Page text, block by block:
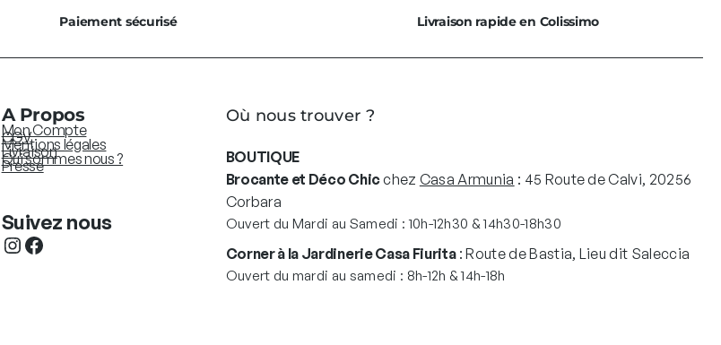
Paiement sécurisé Livraison rapide en Colissimo
A Propos
Mon Compte
CGV
Mentions légales
Livraison
Qui sommes nous ?
Presse
Suivez nous
InstagramFacebook
Où nous trouver ?
BOUTIQUE
Brocante et Déco Chicchez Casa Armunia : 45 Route de Calvi, 20256
Corbara
Ouvert du Mardi au Samedi : 10h-12h30 & 14h30-18h30
Corner à la Jardinerie Casa Fiurita: Route de Bastia, Lieu dit Saleccia
Ouvert du mardi au samedi : 8h-12h & 14h-18h